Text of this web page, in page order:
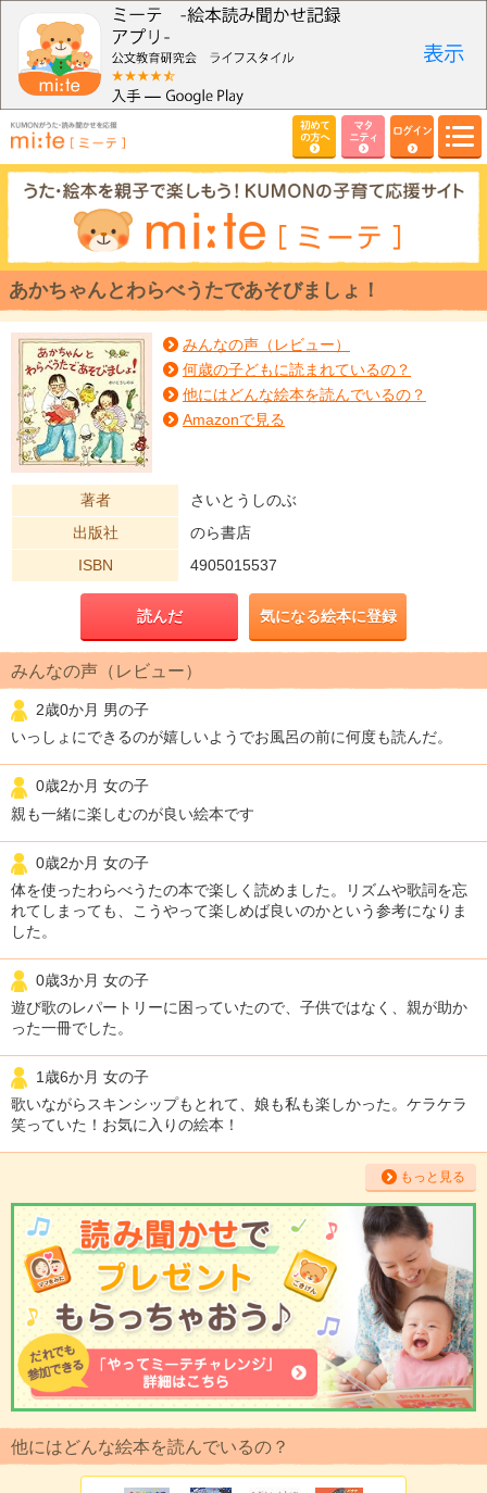
初めて
の方へ
マタ
ニティ
ログイン
あかちゃんとわらべうたであそびましょ！
みんなの声（レビュー）
何歳の子どもに読まれているの？
他にはどんな絵本を読んでいるの？
Amazonで見る
著者
さいとうしのぶ
出版社
のら書店
ISBN
4905015537
読んだ 気になる絵本に登録
みんなの声（レビュー）
2歳0か月 男の子
いっしょにできるのが嬉しいようでお風呂の前に何度も読んだ。
0歳2か月 女の子
親も一緒に楽しむのが良い絵本です
0歳2か月 女の子
体を使ったわらべうたの本で楽しく読めました。リズムや歌詞を忘
れてしまっても、こうやって楽しめば良いのかという参考になりま
した。
0歳3か月 女の子
遊び歌のレパートリーに困っていたので、子供ではなく、親が助か
った一冊でした。
1歳6か月 女の子
歌いながらスキンシップもとれて、娘も私も楽しかった。ケラケラ
笑っていた！お気に入りの絵本！
もっと見る
他にはどんな絵本を読んでいるの？